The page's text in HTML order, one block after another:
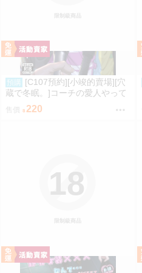
限制級商品
預購
[C107預約][小竣的賣場][穴
蔵で冬眠。]コーチの愛人やって
るって本当ですか 同人誌id=342
5212
220
限制級商品
18